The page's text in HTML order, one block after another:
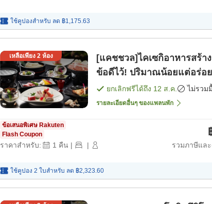
ใช้คูปองสำหรับ ลด ฿1,175.63
เหลือเพียง 2 ห้อง
[แคชชวล]ไคเซกิอาหารสร้า
ข้อดีไว้! ปริมาณน้อยแต่อร่อ
ยกเลิกฟรีได้ถึง 12 ส.ค. ไม่รวม
รายละเอียดอื่นๆ ของแพลนพัก
ข้อเสนอพิเศษ Rakuten
Flash Coupon
ราคาสำหรับ: 1 คืน | | รวมภาษีแล
ใช้คูปอง 2 ใบสำหรับ ลด ฿2,323.60